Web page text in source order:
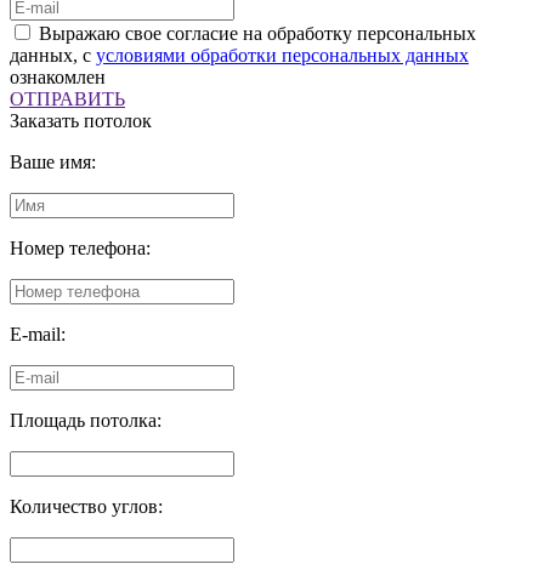
Выражаю свое согласие на обработку персональных
данных, с условиями обработки персональных данных
ознакомлен
ОТПРАВИТЬ
Заказать потолок
Ваше имя:
Номер телефона:
E-mail:
Площадь потолка:
Количество углов: